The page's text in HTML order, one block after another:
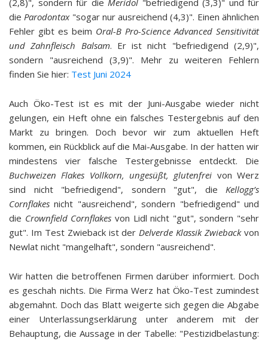
(2,8)", sondern für die Meridol "befriedigend (3,3)" und für
dieParodontax"sogar nur ausreichend (4,3)". Einen ähnlichen
Fehler gibt es beim Oral-B Pro-Science Advanced Sensitivität
und Zahnfleisch Balsam. Er ist nicht "befriedigend (2,9)",
sondern "ausreichend (3,9)". Mehr zu weiteren Fehlern
finden Sie hier: Test Juni 2024
Auch Öko-Test ist es mit der Juni-Ausgabe wieder nicht
gelungen, ein Heft ohne ein falsches Testergebnis auf den
Markt zu bringen. Doch bevor wir zum aktuellen Heft
kommen, ein Rückblick auf die Mai-Ausgabe. In der hatten wir
mindestens vier falsche Testergebnisse entdeckt. Die
Buchweizen Flakes Vollkorn, ungesüßt, glutenfrei von Werz
sind nicht "befriedigend", sondern "gut", die Kellogg’s
Cornflakes nicht "ausreichend", sondern "befriedigend" und
die Crownfield Cornflakes von Lidl nicht "gut", sondern "sehr
gut". Im Test Zwieback ist derDelverde Klassik Zwiebackvon
Newlat nicht "mangelhaft", sondern "ausreichend".
Wir hatten die betroffenen Firmen darüber informiert. Doch
es geschah nichts. Die Firma Werz hat Öko-Test zumindest
abgemahnt. Doch das Blatt weigerte sich gegen die Abgabe
einer Unterlassungserklärung unter anderem mit der
Behauptung, die Aussage in der Tabelle: "Pestizidbelastung: